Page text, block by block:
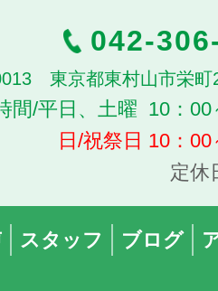
042-
東京都東村山市栄町
間/平日、土曜 10：00
日/祝祭日 10：
定休
スタッフ ブログ